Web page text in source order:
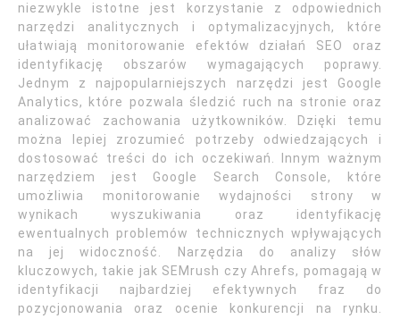
niezwykle istotne jest korzystanie z odpowiednich
narzędzi analitycznych i optymalizacyjnych, które
ułatwiają monitorowanie efektów działań SEO oraz
identyfikację obszarów wymagających poprawy.
Jednym z najpopularniejszych narzędzi jest Google
Analytics, które pozwala śledzić ruch na stronie oraz
analizować zachowania użytkowników. Dzięki temu
można lepiej zrozumieć potrzeby odwiedzających i
dostosować treści do ich oczekiwań. Innym ważnym
narzędziem jest Google Search Console, które
umożliwia monitorowanie wydajności strony w
wynikach wyszukiwania oraz identyfikację
ewentualnych problemów technicznych wpływających
na jej widoczność. Narzędzia do analizy słów
kluczowych, takie jak SEMrush czy Ahrefs, pomagają w
identyfikacji najbardziej efektywnych fraz do
pozycjonowania oraz ocenie konkurencji na rynku.